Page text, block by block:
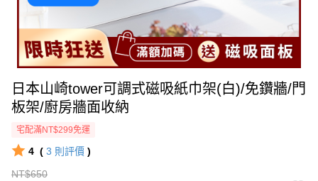
日本山崎tower可調式磁吸紙巾架(白)/免鑽牆/門
板架/廚房牆面收納
宅配滿NT$299免運
4 ( 3 則評價 )
NT$650